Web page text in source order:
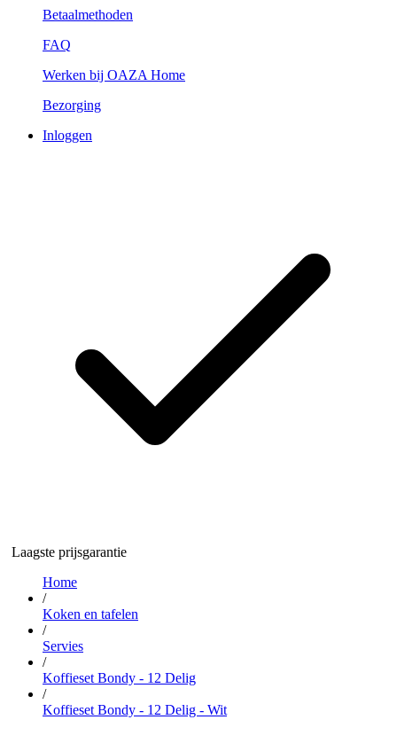
Betaalmethoden
FAQ
Werken bij OAZA Home
Bezorging
Inloggen
Laagste prijsgarantie
Home
/
Koken en tafelen
/
Servies
/
Koffieset Bondy - 12 Delig
/
Koffieset Bondy - 12 Delig - Wit